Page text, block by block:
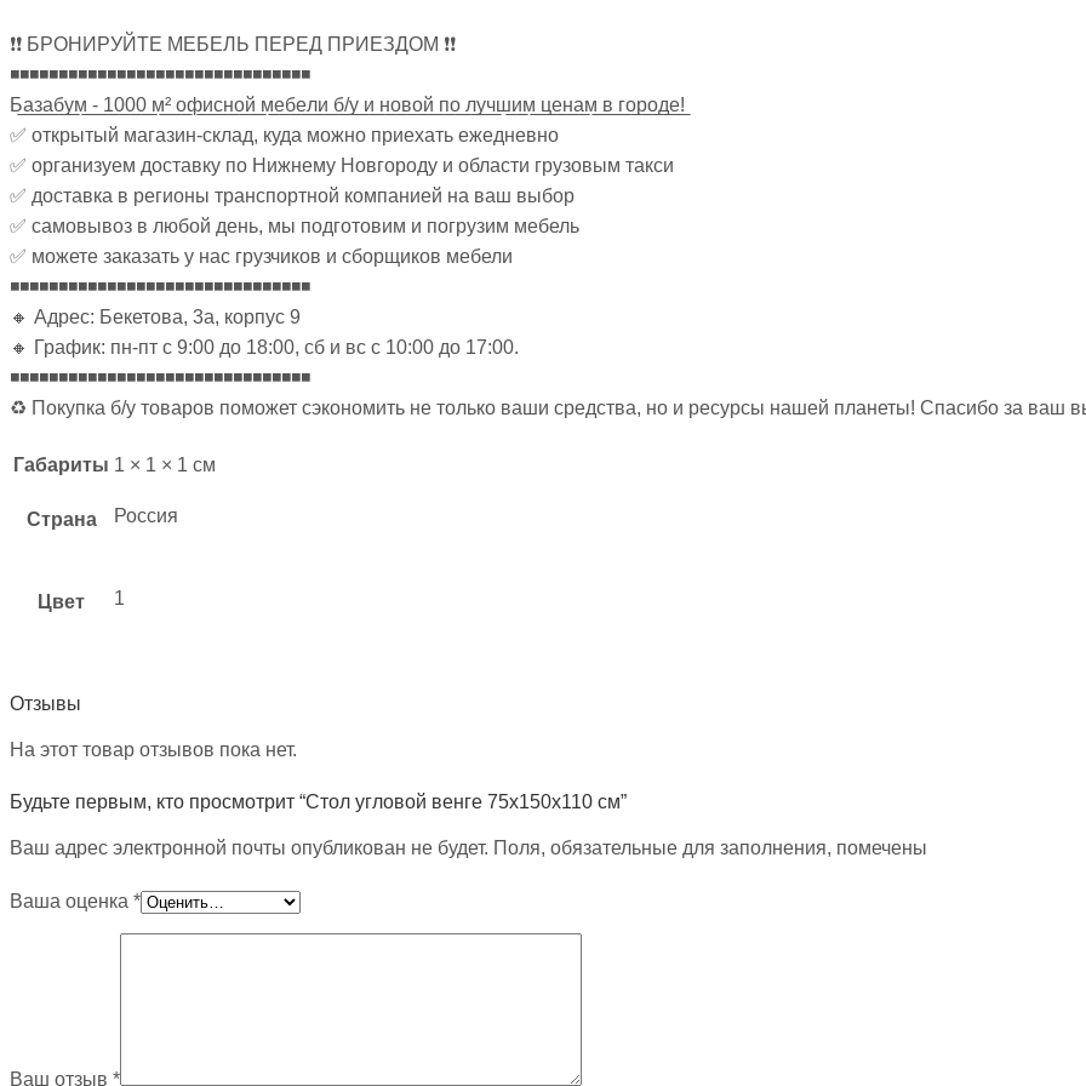
❗❗ БРОНИРУЙТЕ МЕБЕЛЬ ПЕРЕД ПРИЕЗДОМ ❗❗
◾◾◾◾◾◾◾◾◾◾◾◾◾◾◾◾◾◾◾◾◾◾◾◾◾◾◾◾◾◾◾
Б̲а̲з̲а̲б̲у̲м̲ ̲-̲ ̲1̲0̲0̲0̲ ̲м̲²̲ ̲о̲ф̲и̲с̲н̲о̲й̲ ̲м̲е̲б̲е̲л̲и̲ ̲б̲/̲у̲ ̲и̲ ̲н̲о̲в̲о̲й̲ ̲п̲о̲ ̲л̲у̲ч̲ш̲и̲м̲ ̲ц̲е̲н̲а̲м̲ ̲в̲ ̲г̲о̲р̲о̲д̲е̲!̲
✅ открытый магазин-склад, куда можно приехать ежедневно
✅ организуем доставку по Нижнему Новгороду и области грузовым такси
✅ доставка в регионы транспортной компанией на ваш выбор
✅ самовывоз в любой день, мы подготовим и погрузим мебель
✅ можете заказать у нас грузчиков и сборщиков мебели
◾◾◾◾◾◾◾◾◾◾◾◾◾◾◾◾◾◾◾◾◾◾◾◾◾◾◾◾◾◾◾
🔸 Адрес: Бекетова, 3а, корпус 9
🔸 График: пн-пт с 9:00 до 18:00, сб и вс с 10:00 до 17:00.
◾◾◾◾◾◾◾◾◾◾◾◾◾◾◾◾◾◾◾◾◾◾◾◾◾◾◾◾◾◾◾
♻ Покупка б/у товаров поможет сэкономить не только ваши средства, но и ресурсы нашей планеты! Спасибо за ваш
Габариты 1 × 1 × 1 см
Страна Россия
Цвет 1
Отзывы
На этот товар отзывов пока нет.
Будьте первым, кто просмотрит “Стол угловой венге 75х150х110 см”
Ваш адрес электронной почты опубликован не будет. Поля, обязательные для заполнения, помечены
Ваша оценка *
Ваш отзыв *